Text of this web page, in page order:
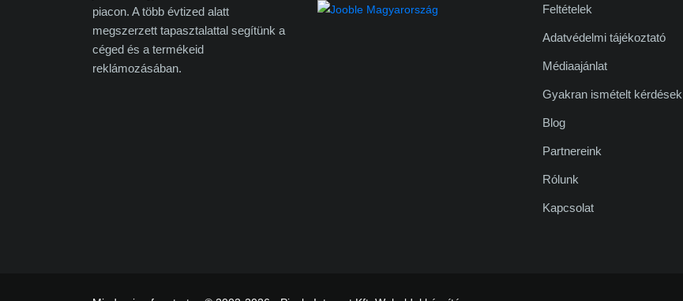
piacon. A több évtized alatt
megszerzett tapasztalattal segítünk a
céged és a termékeid
reklámozásában.
Feltételek
Adatvédelmi tájékoztató
Médiaajánlat
Gyakran ismételt kérdések
Blog
Partnereink
Rólunk
Kapcsolat